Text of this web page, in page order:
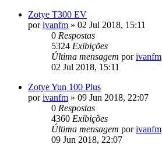
Zotye T300 EV
porivanfm » 02 Jul 2018, 15:11
0 Respostas
5324 Exibições
Última mensagem porivanfm
02 Jul 2018, 15:11
Zotye Yun 100 Plus
porivanfm » 09 Jun 2018, 22:07
0 Respostas
4360 Exibições
Última mensagem porivanfm
09 Jun 2018, 22:07